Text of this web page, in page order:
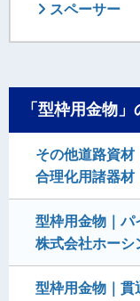
スペーサー
「型枠用金物
その他道路資材
合理化用諸器材
型枠用金物｜パ
株式会社ホーシ
型枠用金物｜貫